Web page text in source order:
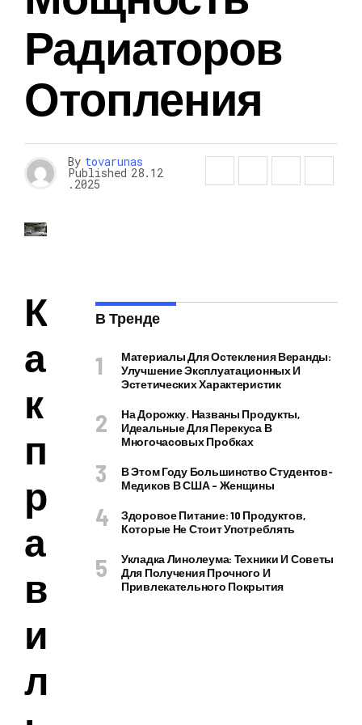
Радиаторов
Отопления
By tovarunas
Published 28.12
.2025
К
а
к
п
р
а
в
и
л
В Тренде
Материалы Для Остекления Веранды:
Улучшение Эксплуатационных И
Эстетических Характеристик
На Дорожку. Названы Продукты,
Идеальные Для Перекуса В
Многочасовых Пробках
В Этом Году Большинство Студентов-
Медиков В США – Женщины
Здоровое Питание: 10 Продуктов,
Которые Не Стоит Употреблять
Укладка Линолеума: Техники И Советы
Для Получения Прочного И
Привлекательного Покрытия